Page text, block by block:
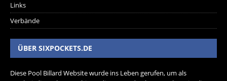
Links
Verbände
ÜBER SIXPOCKETS.DE
Diese Pool Billard Website wurde ins Leben gerufen, um als